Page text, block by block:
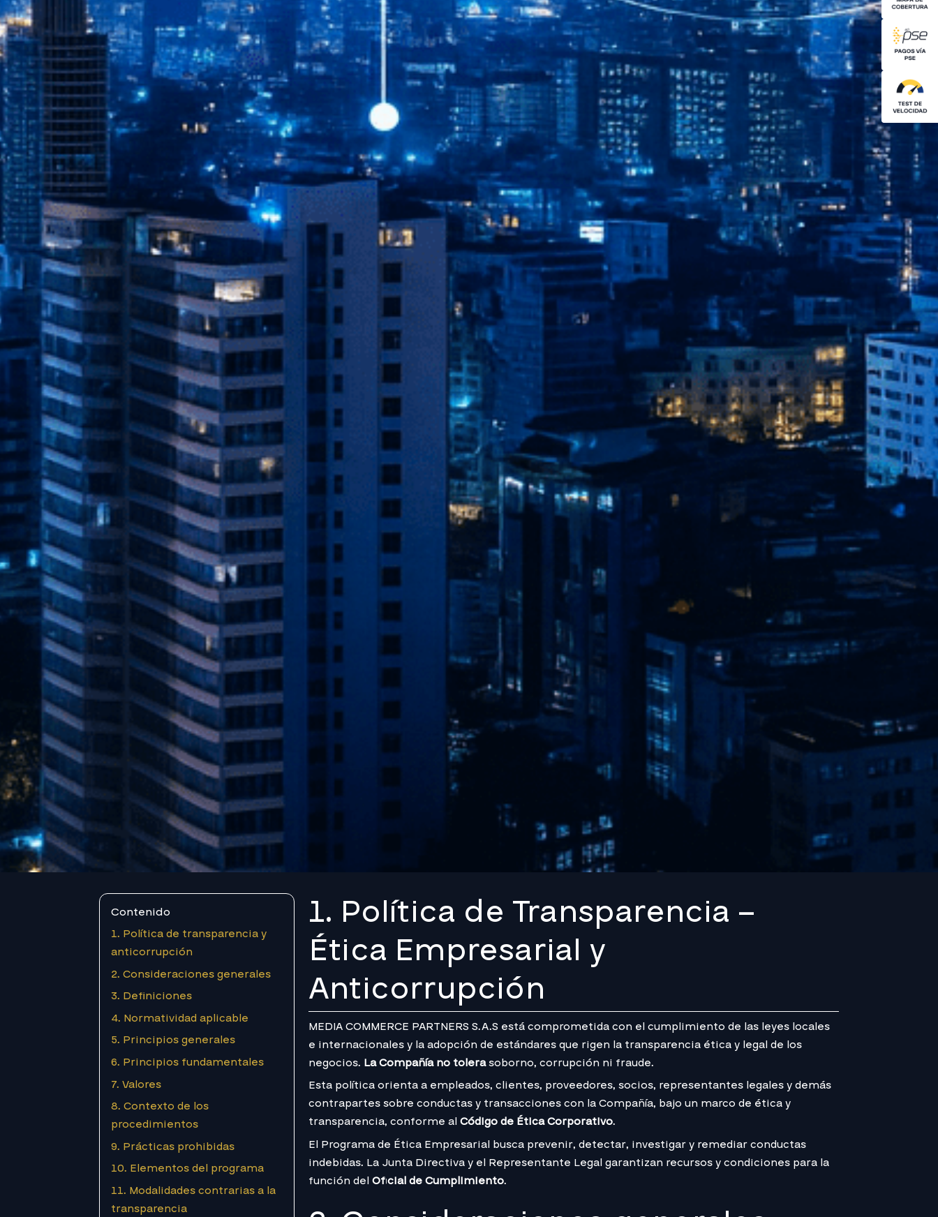
Contenido
1. Política de transparencia y
anticorrupción
2. Consideraciones generales
3. Definiciones
4. Normatividad aplicable
5. Principios generales
6. Principios fundamentales
7. Valores
8. Contexto de los
procedimientos
9. Prácticas prohibidas
10. Elementos del programa
11. Modalidades contrarias a la
transparencia
1. Política de Transparencia –
Ética Empresarial y
Anticorrupción
MEDIA COMMERCE PARTNERS S.A.S está comprometida con el cumplimiento de las leyes locales
e internacionales y la adopción de estándares que rigen la transparencia ética y legal de los
negocios. La Compañía no tolerasoborno, corrupción ni fraude.
Esta política orienta a empleados, clientes, proveedores, socios, representantes legales y demás
contrapartes sobre conductas y transacciones con la Compañía, bajo un marco de ética y
transparencia, conforme alCódigo de Ética Corporativo.
El Programa de Ética Empresarial busca prevenir, detectar, investigar y remediar conductas
indebidas. La Junta Directiva y el Representante Legal garantizan recursos y condiciones para la
función delOficial de Cumplimiento.